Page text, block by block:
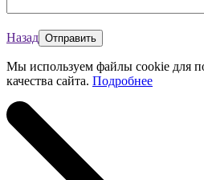
Назад
Мы используем файлы cookie для
качества сайта. Подробнее